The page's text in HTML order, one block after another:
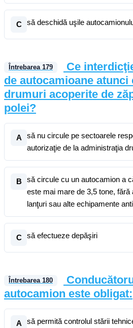
C să deschidă uşile
Întrebarea 179
Ce
de autocamioane
drumuri acoperite de
polei?
A
să nu circule pe sectoarele
autorizaţie de la administraţia
B
să circule cu un autocamion a
este mai mare de 3,5 tone, fără
lanţuri sau alte echipamente
C să efectueze depăşiri
Întrebarea 180
autocamion este obligat:
A
să permită controlul stării